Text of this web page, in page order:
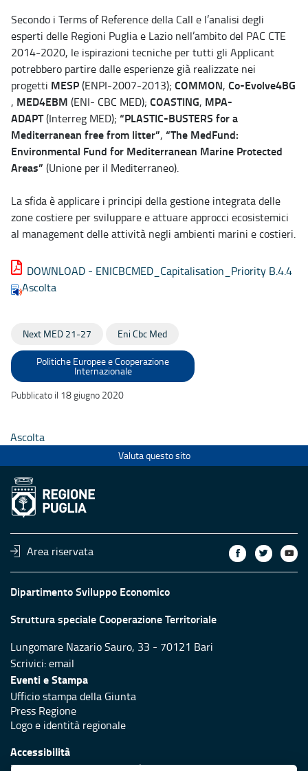
Secondo i Terms of Reference della Call e l’analisi degli
esperti delle Regioni Puglia e Lazio nell’ambito del PAC CTE
2014-2020, le ispirazioni tecniche per tutti gli Applicant
potrebbero partire dalle esperienze già realizzate nei
progetti MESP(ENPI-2007-2013); COMMON, Co-Evolve4BG
, MED4EBM (ENI- CBC MED); COASTING, MPA-
ADAPT(Interreg MED); “PLASTIC-BUSTERS for a
Mediterranean free from litter”, “The MedFund:
Environmental Fund for Mediterranean Marine Protected
Areas” (Unione per il Mediterraneo).
La sfida è applicare i principi della gestione integrata delle
zone costiere per sviluppare e attuare approcci ecosistemici
al management delle attività negli ambienti marini e costieri.
DOWNLOAD - ENICBCMED_Capitalisation_Priority B.4.4
Ascolta
Next MED 21-27 Eni Cbc Med
Politiche Europee e Cooperazione
Internazionale
Pubblicato il 18 giugno 2020
Ascolta
Valuta questo sito
Area riservata
Dipartimento Sviluppo Economico
Struttura speciale Cooperazione Territoriale
Lungomare Nazario Sauro, 33 - 70121 Bari
Scrivici:email
Eventi e Stampa
Ufficio stampa della Giunta
Press Regione
Logo e identità regionale
Accessibilità
Dichiarazione di accessibilità